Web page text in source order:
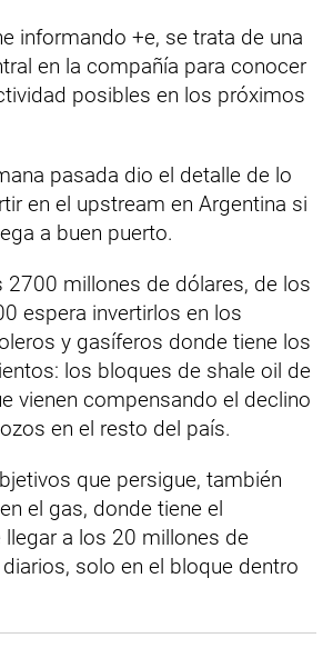
informando +e, se trata de una
en la compañía para conocer
posibles en los próximos
pasada dio el detalle de lo
en el upstream en Argentina si
a buen puerto.
2700 millones de dólares, de los
espera invertirlos en los
y gasíferos donde tiene los
los bloques de shale oil de
vienen compensando el declino
en el resto del país.
que persigue, también
el gas, donde tiene el
a los 20 millones de
solo en el bloque dentro